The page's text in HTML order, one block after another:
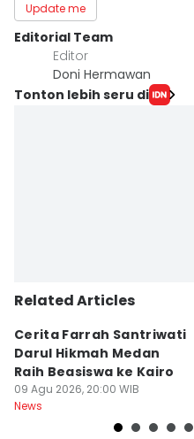
Update me
Editorial Team
Editor
Doni Hermawan
Tonton lebih seru di
Related Articles
Cerita Farrah Santriwati
Darul Hikmah Medan
Raih Beasiswa ke Kairo
09 Agu 2026, 20:00 WIB
News